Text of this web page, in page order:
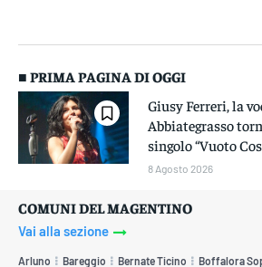
■ PRIMA PAGINA DI OGGI
Giusy Ferreri, la
Abbiategrasso
singolo “Vuoto
8 Agosto 2026
COMUNI DEL MAGENTINO
Vai alla sezione
Arluno Bareggio Bernate Ticino Boffalora